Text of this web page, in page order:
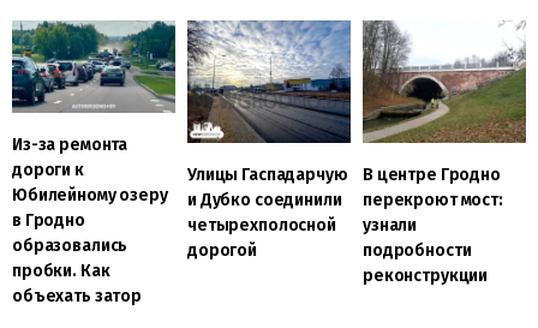
Из-за ремонта
дороги к
Юбилейному озеру
в Гродно
образовались
пробки. Как
объехать затор
Улицы Гаспадарчую
и Дубко соединили
четырехполосной
дорогой
В центре Гродно
перекроют мост:
узнали
подробности
реконструкции